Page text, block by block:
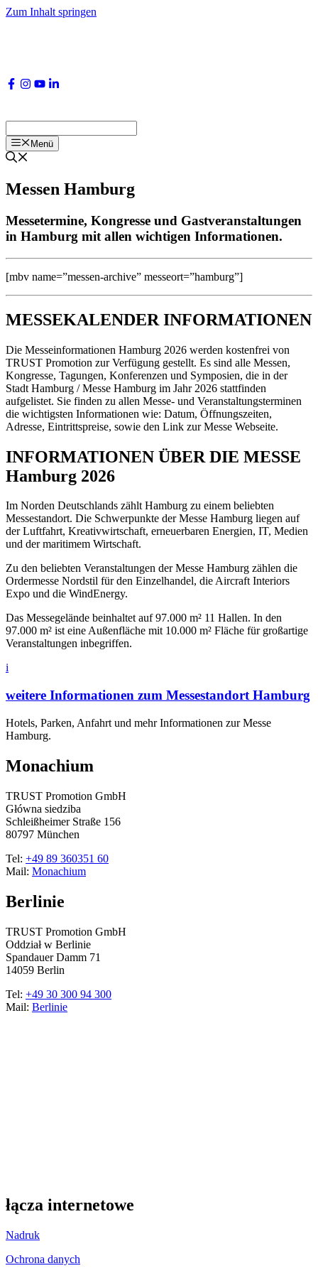
Zum Inhalt springen
Menü
Messen Hamburg
Messetermine, Kongresse und Gastveranstaltungen
in Hamburg mit allen wichtigen Informationen.
[mbv name=”messen-archive” messeort=”hamburg”]
MESSEKALENDER INFORMATIONEN
Die Messeinformationen Hamburg 2026 werden kostenfrei von
TRUST Promotion zur Verfügung gestellt. Es sind alle Messen,
Kongresse, Tagungen, Konferenzen und Symposien, die in der
Stadt Hamburg / Messe Hamburg im Jahr 2026 stattfinden
aufgelistet. Sie finden zu allen Messe- und Veranstaltungsterminen
die wichtigsten Informationen wie: Datum, Öffnungszeiten,
Adresse, Eintrittspreise, sowie den Link zur Messe Webseite.
INFORMATIONEN ÜBER DIE MESSE
Hamburg 2026
Im Norden Deutschlands zählt Hamburg zu einem beliebten
Messestandort. Die Schwerpunkte der Messe Hamburg liegen auf
der Luftfahrt, Kreativwirtschaft, erneuerbaren Energien, IT, Medien
und der maritimem Wirtschaft.
Zu den beliebten Veranstaltungen der Messe Hamburg zählen die
Ordermesse Nordstil für den Einzelhandel, die Aircraft Interiors
Expo und die WindEnergy.
Das Messegelände beinhaltet auf 97.000 m² 11 Hallen. In den
97.000 m² ist eine Außenfläche mit 10.000 m² Fläche für großartige
Veranstaltungen inbegriffen.
i
weitere Informationen zum Messestandort Hamburg
Hotels, Parken, Anfahrt und mehr Informationen zur Messe
Hamburg.
Monachium
TRUST Promotion GmbH
Główna siedziba
Schleißheimer Straße 156
80797 München
Tel: +49 89 360351 60
Mail: Monachium
Berlinie
TRUST Promotion GmbH
Oddział w Berlinie
Spandauer Damm 71
14059 Berlin
Tel: +49 30 300 94 300
Mail: Berlinie
łącza internetowe
Nadruk
Ochrona danych